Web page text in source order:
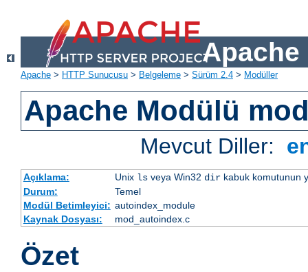
Apache
Apache > HTTP Sunucusu > Belgeleme > Sürüm 2.4 > Modüller
Apache Modülü
Mevcut Diller:
Açıklama: Unix lsveya Win32 dirkabuk komutunun
Durum:
Temel
Modül Betimleyici: autoindex_module
Kaynak Dosyası:
mod_autoindex.c
Özet